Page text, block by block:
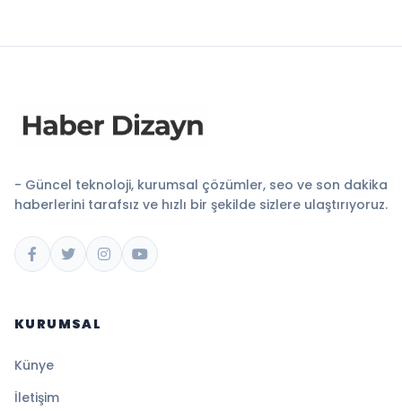
- Güncel teknoloji, kurumsal çözümler, seo ve son dakika
haberlerini tarafsız ve hızlı bir şekilde sizlere ulaştırıyoruz.
KURUMSAL
Künye
İletişim